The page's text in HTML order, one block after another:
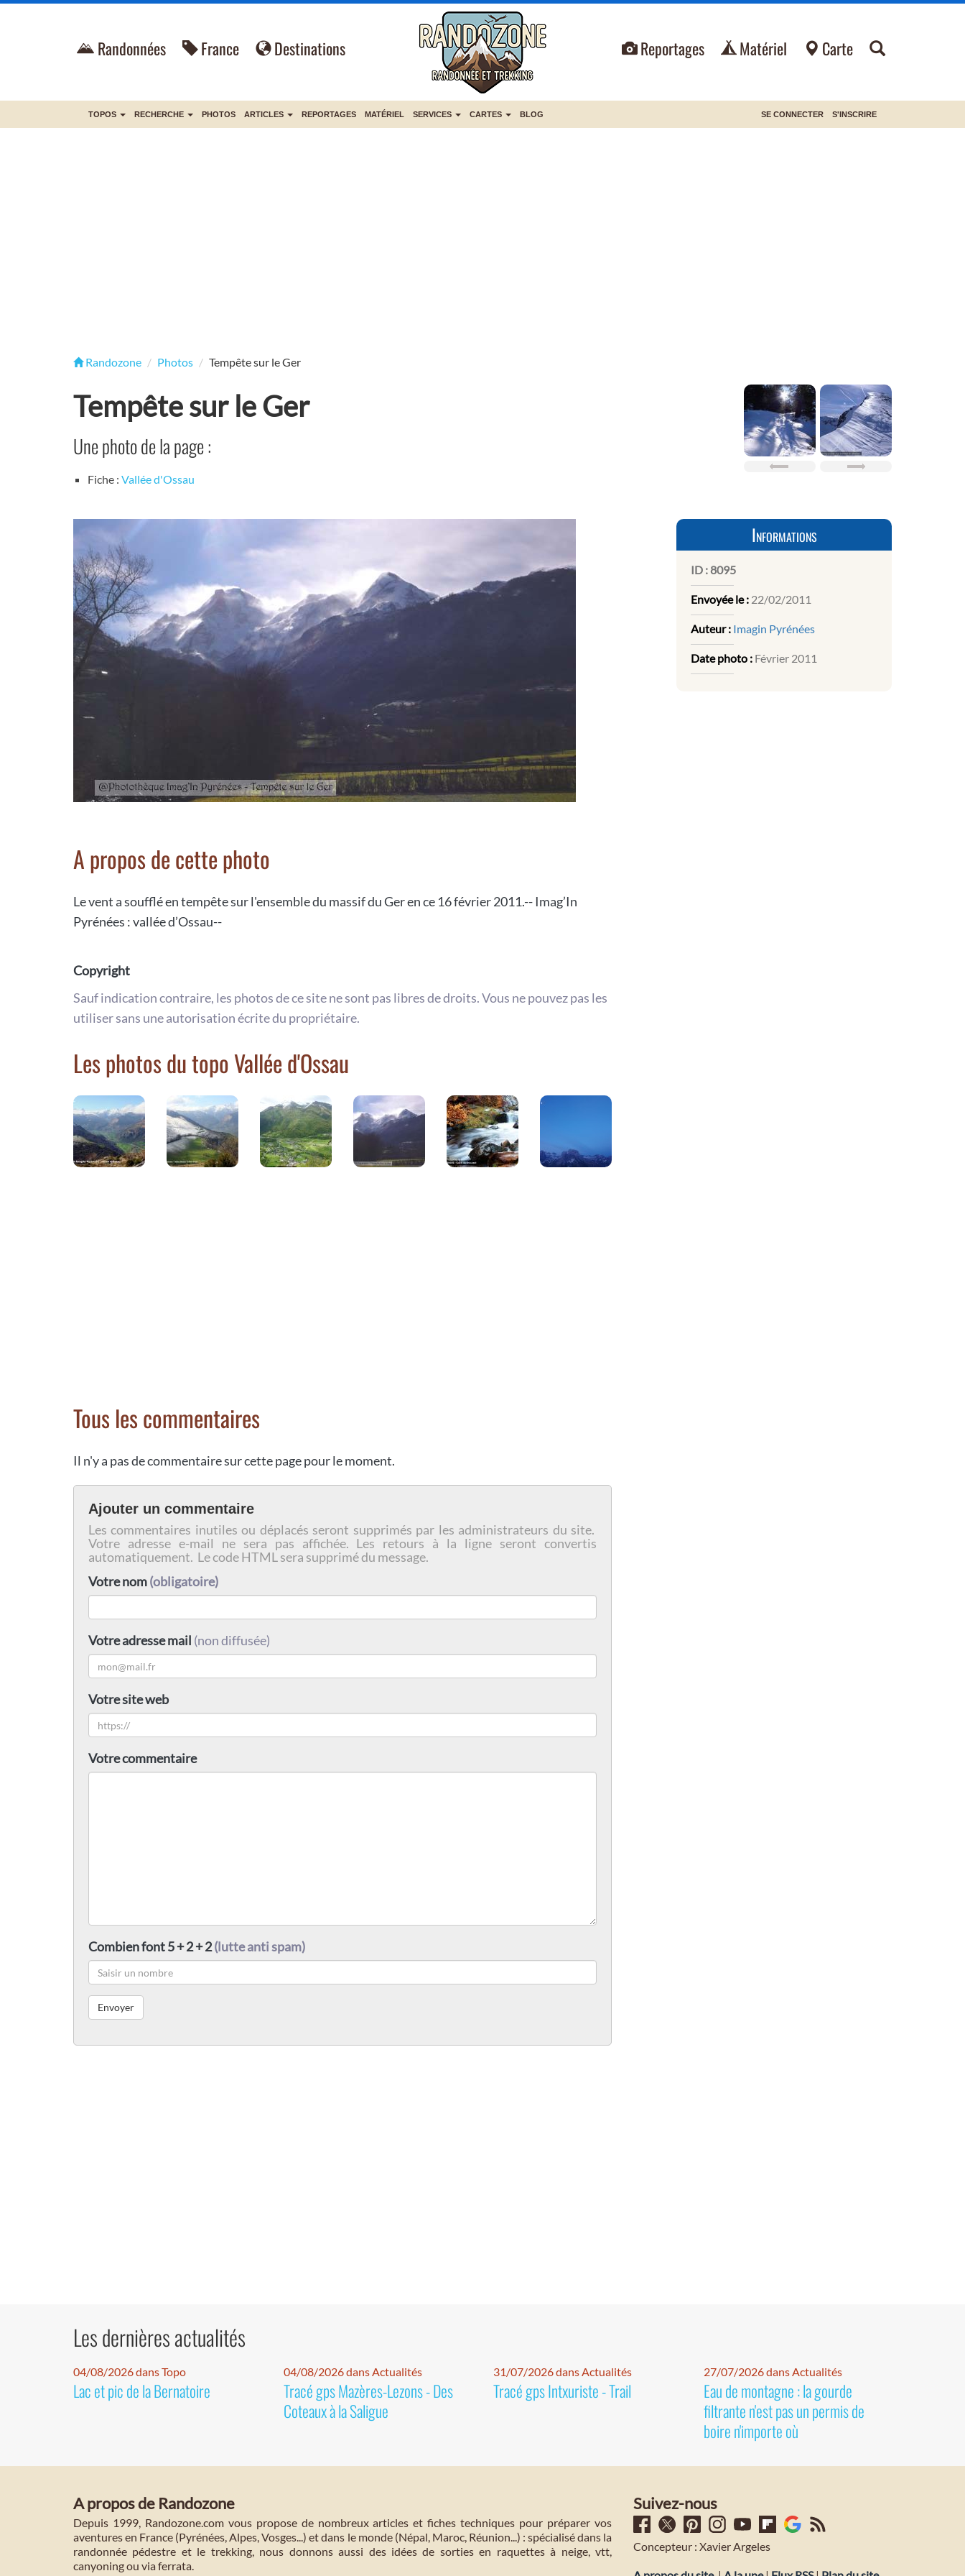
Randonnées France Destinations Reportages Matériel Carte
TOPOS RECHERCHE PHOTOS ARTICLES REPORTAGES MATÉRIEL SERVICES CARTES BLOG SE CONNECTER S'INSCRIRE
Randozone Photos Tempête sur le Ger
Tempête sur le Ger
Une photo de la page :
Fiche : Vallée d'Ossau
A propos de cette photo
Le vent a soufflé en tempête sur l'ensemble du massif du Ger en ce 16 février 2011.-- Imag’In
Pyrénées : vallée d’Ossau--
Copyright
Sauf indication contraire, les photos de ce site ne sont pas libres de droits. Vous ne pouvez pas les
utiliser sans une autorisation écrite du propriétaire.
Les photos du topo Vallée d'Ossau
Tous les commentaires
Il n'y a pas de commentaire sur cette page pour le moment.
Ajouter un commentaire
Les commentaires inutiles ou déplacés seront supprimés par les administrateurs du site.
Votre adresse e-mail ne sera pas affichée. Les retours à la ligne seront convertis
automatiquement. Le code HTML sera supprimé du message.
Votre nom(obligatoire)
Votre adresse mail (non diffusée)
Votre site web
Votre commentaire
Combien font 5 + 2 + 2(lutte anti spam)
Informations
ID :8095
Envoyée le : 22/02/2011
Auteur : Imagin Pyrénées
Date photo : Février 2011
Les dernières actualités
04/08/2026 dans Topo
Lac et pic de la Bernatoire
04/08/2026 dans Actualités
Tracé gps Mazères-Lezons - Des
Coteaux à la Saligue
31/07/2026 dans Actualités
Tracé gps Intxuriste - Trail
27/07/2026 dans Actualités
Eau de montagne : la gourde
filtrante n'est pas un permis de
boire n'importe où
A propos de Randozone
Depuis 1999, Randozone.com vous propose de nombreux articles et fiches techniques pour préparer vos
aventures en France (Pyrénées, Alpes, Vosges...) et dans le monde (Népal, Maroc, Réunion...) : spécialisé dans la
randonnée pédestre et le trekking, nous donnons aussi des idées de sorties en raquettes à neige, vtt,
canyoning ou via ferrata.
Suivez-nous
Concepteur : Xavier Argeles